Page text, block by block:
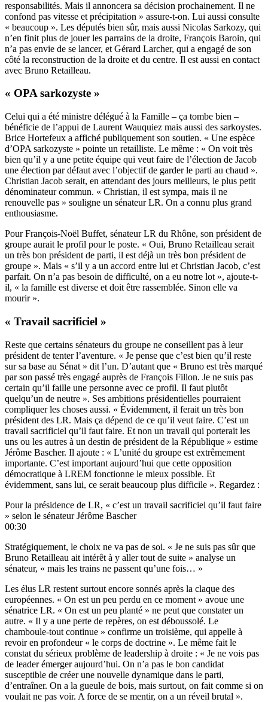
responsabilités. Mais il annoncera sa décision prochainement. Il ne
confond pas vitesse et précipitation » assure-t-on. Lui aussi consulte
« beaucoup ». Les députés bien sûr, mais aussi Nicolas Sarkozy, qui
n’en finit plus de jouer les parrains de la droite, François Baroin, qui
n’a pas envie de se lancer, et Gérard Larcher, qui a engagé de son
côté la reconstruction de la droite et du centre. Il est aussi en contact
avec Bruno Retailleau.
« OPA sarkozyste »
Celui qui a été ministre délégué à la Famille – ça tombe bien –
bénéficie de l’appui de Laurent Wauquiez mais aussi des sarkoystes.
Brice Hortefeux a affiché publiquement son soutien. « Une espèce
d’OPA sarkozyste » pointe un retailliste. Le même : « On voit très
bien qu’il y a une petite équipe qui veut faire de l’élection de Jacob
une élection par défaut avec l’objectif de garder le parti au chaud ».
Christian Jacob serait, en attendant des jours meilleurs, le plus petit
dénominateur commun. « Christian, il est sympa, mais il ne
renouvelle pas » souligne un sénateur LR. On a connu plus grand
enthousiasme.
Pour François-Noël Buffet, sénateur LR du Rhône, son président de
groupe aurait le profil pour le poste. « Oui, Bruno Retailleau serait
un très bon président de parti, il est déjà un très bon président de
groupe ». Mais « s’il y a un accord entre lui et Christian Jacob, c’est
parfait. On n’a pas besoin de difficulté, on a eu notre lot », ajoute-t-
il, « la famille est diverse et doit être rassemblée. Sinon elle va
mourir ».
« Travail sacrificiel »
Reste que certains sénateurs du groupe ne conseillent pas à leur
président de tenter l’aventure. « Je pense que c’est bien qu’il reste
sur sa base au Sénat » dit l’un. D’autant que « Bruno est très marqué
par son passé très engagé auprès de François Fillon. Je ne suis pas
certain qu’il faille une personne avec ce profil. Il faut plutôt
quelqu’un de neutre ». Ses ambitions présidentielles pourraient
compliquer les choses aussi. « Évidemment, il ferait un très bon
président des LR. Mais ça dépend de ce qu’il veut faire. C’est un
travail sacrificiel qu’il faut faire. Et non un travail qui porterait les
uns ou les autres à un destin de président de la République » estime
Jérôme Bascher. Il ajoute : « L’unité du groupe est extrêmement
importante. C’est important aujourd’hui que cette opposition
démocratique à LREM fonctionne le mieux possible. Et
évidemment, sans lui, ce serait beaucoup plus difficile ». Regardez :
Pour la présidence de LR, « c’est un travail sacrificiel qu’il faut faire
» selon le sénateur Jérôme Bascher
00:30
Stratégiquement, le choix ne va pas de soi. « Je ne suis pas sûr que
Bruno Retailleau ait intérêt à y aller tout de suite » analyse un
sénateur, « mais les trains ne passent qu’une fois… »
Les élus LR restent surtout encore sonnés après la claque des
européennes. « On est un peu perdu en ce moment » avoue une
sénatrice LR. « On est un peu planté » ne peut que constater un
autre. « Il y a une perte de repères, on est déboussolé. Le
chamboule-tout continue » confirme un troisième, qui appelle à
revoir en profondeur « le corps de doctrine ». Le même fait le
constat du sérieux problème de leadership à droite : « Je ne vois pas
de leader émerger aujourd’hui. On n’a pas le bon candidat
susceptible de créer une nouvelle dynamique dans le parti,
d’entraîner. On a la gueule de bois, mais surtout, on fait comme si on
voulait ne pas voir. A force de se mentir, on a un réveil brutal ».